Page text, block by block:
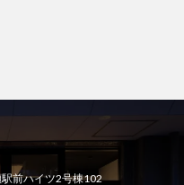
前ハイツ2号棟102